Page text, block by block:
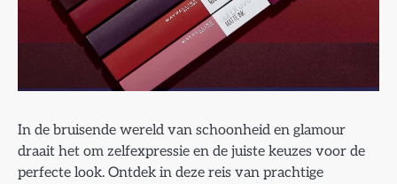
In de bruisende wereld van schoonheid en glamour
draait het om zelfexpressie en de juiste keuzes voor de
perfecte look. Ontdek in deze reis van prachtige